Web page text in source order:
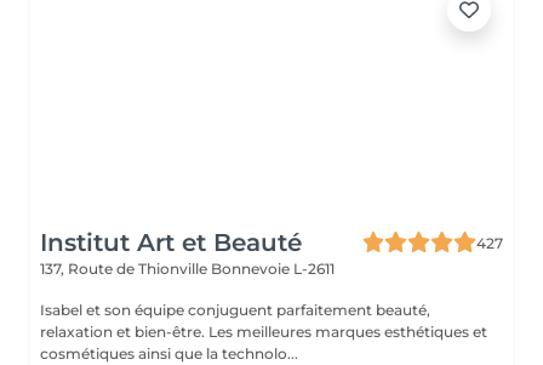
Institut Art et Beauté
427
137, Route de Thionville Bonnevoie L-2611
Isabel et son équipe conjuguent parfaitement beauté,
relaxation et bien-être. Les meilleures marques esthétiques et
cosmétiques ainsi que la technolo...